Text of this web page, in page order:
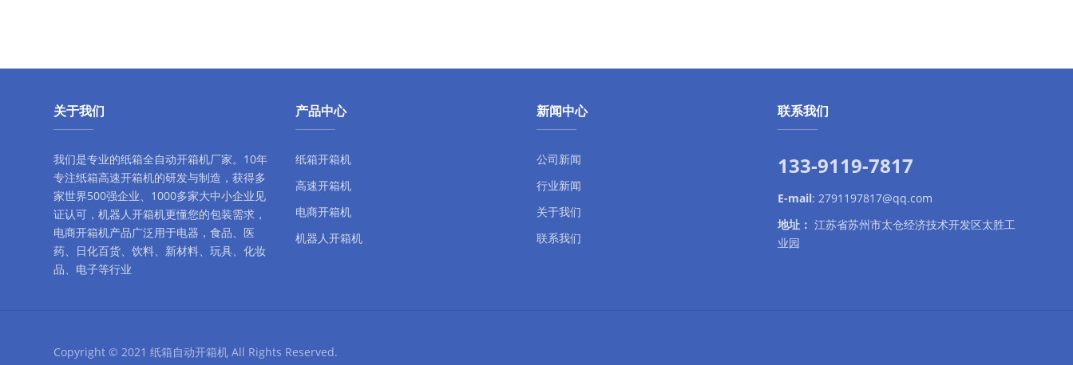
关于我们
我们是专业的纸箱全自动开箱机厂家。10年
专注纸箱高速开箱机的研发与制造，获得多
家世界500强企业、1000多家大中小企业见
证认可，机器人开箱机更懂您的包装需求，
电商开箱机产品广泛用于电器，食品、医
药、日化百货、饮料、新材料、玩具、化妆
品、电子等行业
产品中心
纸箱开箱机
高速开箱机
电商开箱机
机器人开箱机
新闻中心
公司新闻
行业新闻
关于我们
联系我们
联系我们
133-9119-7817
E-mail:2791197817@qq.com
地址： 江苏省苏州市太仓经济技术开发区太胜工
业园
Copyright © 2021纸箱自动开箱机 All Rights Reserved.